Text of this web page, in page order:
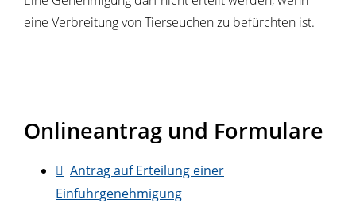
eine Verbreitung von Tierseuchen zu befürchten ist.
Onlineantrag und Formulare
Antrag auf Erteilung einer
Einfuhrgenehmigung